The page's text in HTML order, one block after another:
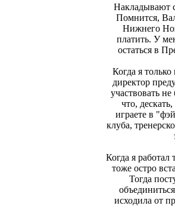
Накладывают
Помнится,
Нижнего
платить. У
остаться в
Когда я
директор
участвовать
что,
играете в
клуба,
Когда я
тоже остро
Тогда
исходила от